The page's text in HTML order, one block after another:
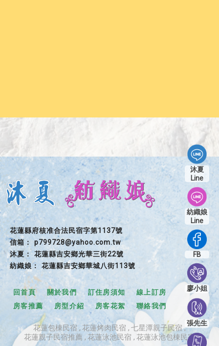
花蓮縣府核准合法民宿字第1137號
p799728@yahoo.com.tw
花蓮縣吉安鄉光華三街22號
花蓮縣吉安鄉華城八街113號
回首頁 關於我們 訂住房須知
線上訂房
房客推薦
房型介紹 房客花絮 聯絡我們
花蓮包棟民宿 花蓮烤肉民宿
七星潭親子民宿
花蓮親子民宿推薦
花蓮泳池民宿 花蓮泳池包棟民宿
沐夏
Line
紡織娘
Line
FB
廖小姐
張先生